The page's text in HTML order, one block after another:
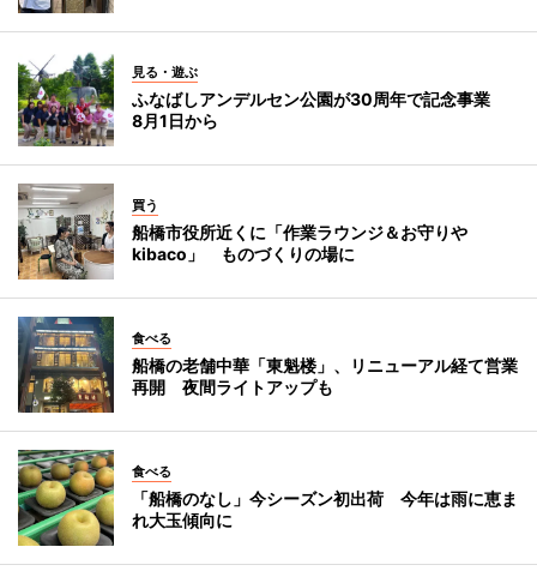
見る・遊ぶ
ふなばしアンデルセン公園が30周年で記念事業
8月1日から
買う
船橋市役所近くに「作業ラウンジ＆お守りや
kibaco」 ものづくりの場に
食べる
船橋の老舗中華「東魁楼」、リニューアル経て営業
再開 夜間ライトアップも
食べる
「船橋のなし」今シーズン初出荷 今年は雨に恵ま
れ大玉傾向に